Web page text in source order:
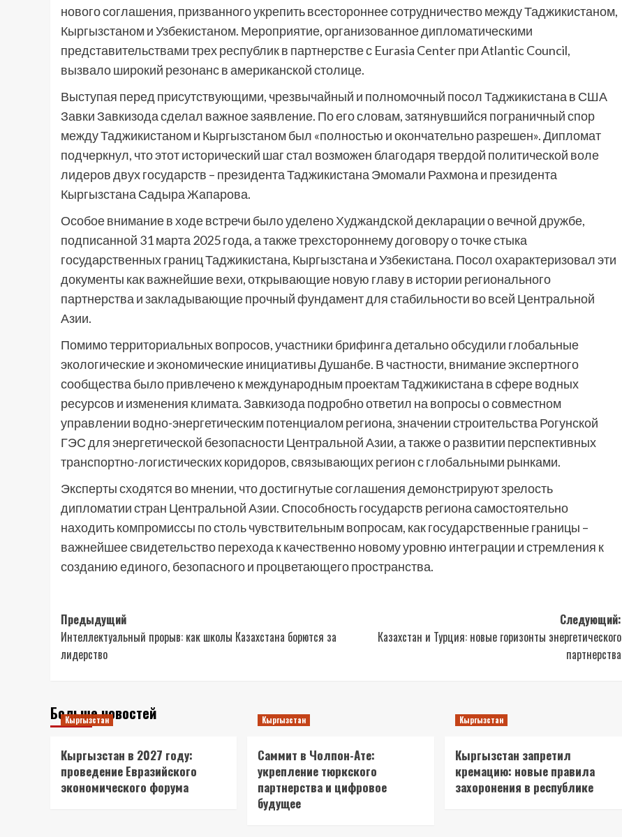
нового соглашения, призванного укрепить всестороннее сотрудничество между Таджикистаном,
Кыргызстаном и Узбекистаном. Мероприятие, организованное дипломатическими
представительствами трех республик в партнерстве с Eurasia Center при Atlantic Council,
вызвало широкий резонанс в американской столице.
Выступая перед присутствующими, чрезвычайный и полномочный посол Таджикистана в США
Завки Завкизода сделал важное заявление. По его словам, затянувшийся пограничный спор
между Таджикистаном и Кыргызстаном был «полностью и окончательно разрешен». Дипломат
подчеркнул, что этот исторический шаг стал возможен благодаря твердой политической воле
лидеров двух государств – президента Таджикистана Эмомали Рахмона и президента
Кыргызстана Садыра Жапарова.
Особое внимание в ходе встречи было уделено Худжандской декларации о вечной дружбе,
подписанной 31 марта 2025 года, а также трехстороннему договору о точке стыка
государственных границ Таджикистана, Кыргызстана и Узбекистана. Посол охарактеризовал эти
документы как важнейшие вехи, открывающие новую главу в истории регионального
партнерства и закладывающие прочный фундамент для стабильности во всей Центральной
Азии.
Помимо территориальных вопросов, участники брифинга детально обсудили глобальные
экологические и экономические инициативы Душанбе. В частности, внимание экспертного
сообщества было привлечено к международным проектам Таджикистана в сфере водных
ресурсов и изменения климата. Завкизода подробно ответил на вопросы о совместном
управлении водно-энергетическим потенциалом региона, значении строительства Рогунской
ГЭС для энергетической безопасности Центральной Азии, а также о развитии перспективных
транспортно-логистических коридоров, связывающих регион с глобальными рынками.
Эксперты сходятся во мнении, что достигнутые соглашения демонстрируют зрелость
дипломатии стран Центральной Азии. Способность государств региона самостоятельно
находить компромиссы по столь чувствительным вопросам, как государственные границы –
важнейшее свидетельство перехода к качественно новому уровню интеграции и стремления к
созданию единого, безопасного и процветающего пространства.
Навигация
записи
Предыдущий
Интеллектуальный прорыв: как школы Казахстана борются за
лидерство
Следующий:
Казахстан и Турция: новые горизонты энергетического
партнерства
Больше новостей
Кыргызстан
Кыргызстан в 2027 году:
проведение Евразийского
экономического форума
Кыргызстан
Саммит в Чолпон-Ате:
укрепление тюркского
партнерства и цифровое
будущее
Кыргызстан
Кыргызстан запретил
кремацию: новые правила
захоронения в республике